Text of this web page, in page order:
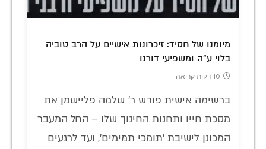
מיומנו של חסיד: זיכרונות אישיים על הרב טוביה
בלוי ע"ה ומשפיעי דורנו
10 דקות קריאה
ברשימה אישית פורש ר' שלמה פליישמן את
מסכת חייו ותחנות החינוך שלו – החל המעבר
המכונן לישיבת 'תומכי תמימים', ועד לרגעים